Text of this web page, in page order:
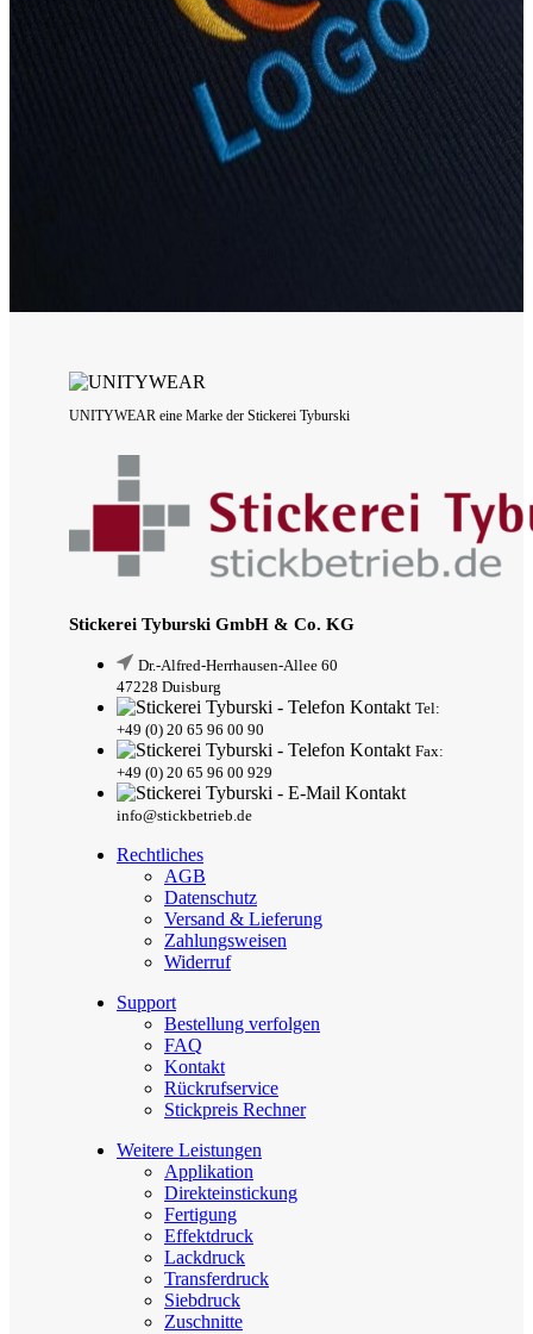
UNITYWEAR eine Marke der Stickerei Tyburski
Stickerei Tyburski GmbH & Co. KG
Dr.-Alfred-Herrhausen-Allee 60
47228 Duisburg
Tel:
+49 (0) 20 65 96 00 90
Fax:
+49 (0) 20 65 96 00 929
info@stickbetrieb.de
Rechtliches
AGB
Datenschutz
Versand & Lieferung
Zahlungsweisen
Widerruf
Support
Bestellung verfolgen
FAQ
Kontakt
Rückrufservice
Stickpreis Rechner
Weitere Leistungen
Applikation
Direkteinstickung
Fertigung
Effektdruck
Lackdruck
Transferdruck
Siebdruck
Zuschnitte